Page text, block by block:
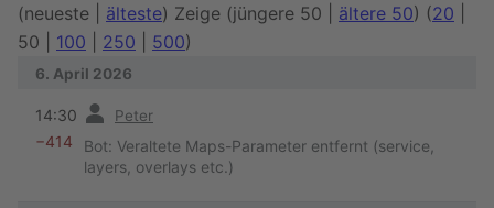
(neueste älteste) Zeige (jüngere 50 ältere 50) (20
50
100 250 500)
6. April 2026
14:30 Peter
−414
Bot: Veraltete Maps-Parameter entfernt (service,
layers, overlays etc.)